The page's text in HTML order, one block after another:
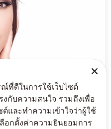
ณ์ที่ดีในการใช้เว็บไซต์
กับความสนใจ รวมถึงเพื่อ
ต์และทำความเข้าใจว่าผู้ใช้
อกตั้งค่าความยินยอมการ